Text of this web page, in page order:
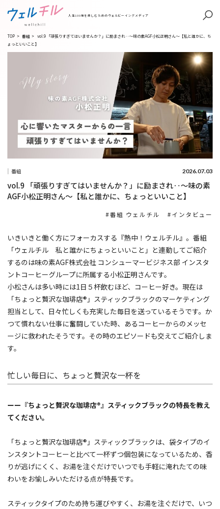
人生100年を楽しむためのウェルビーイングメディア
TOP > 番組 >
vol.9 「頑張りすぎてはいませんか？」に励まされ‥～味の素AGF小松正明さん～【私と誰かに、ち
ょっといいこと】
番組 2026.07.03
vol.9 「頑張りすぎてはいませんか？」に励まされ‥～味の素
AGF小松正明さん～【私と誰かに、ちょっといいこと】
番組 ウェルチル インタビュー
いきいきと働く方にフォーカスする『熱中！ウェルチル』。番組
「ウェルチル 私と誰かにちょっといいこと」と連動してご紹介
するのは味の素AGF株式会社 コンシューマービジネス部 インスタ
ントコーヒーグループに所属する小松正明さんです。
小松さんは多い時には1日５杯飲むほど、コーヒー好き。現在は
「ちょっと贅沢な珈琲店®」スティックブラックのマーケティング
担当として、日々忙しくも充実した毎日を送っているそうです。か
つて慣れない仕事に奮闘していた時、あるコーヒーからのメッセ
ージに救われたそうです。その時のエピソードも交えてご紹介しま
す。
忙しい毎日に、ちょっと贅沢な一杯を
ーー『ちょっと贅沢な珈琲店®』スティックブラックの特長を教え
てください。
「ちょっと贅沢な珈琲店®」スティックブラックは、袋タイプのイ
ンスタントコーヒーと比べて一杯ずつ個包装になっているため、香
りが逃げにくく、お湯を注ぐだけでいつでも手軽に淹れたての味
わいをお愉しみいただける点が特長です。
スティックタイプのため持ち運びやすく、お湯を注ぐだけで、いつ